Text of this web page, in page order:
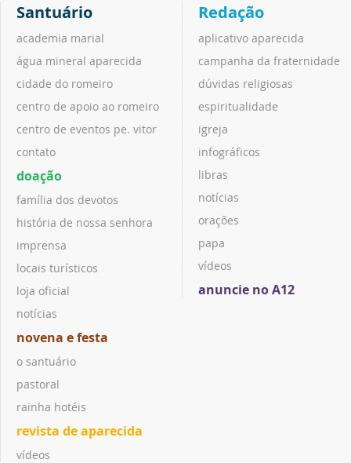
Santuário
academia marial
água mineral aparecida
cidade do romeiro
centro de apoio ao romeiro
centro de eventos pe. vitor
contato
doação
família dos devotos
história de nossa senhora
imprensa
locais turísticos
loja oficial
notícias
novena e festa
o santuário
pastoral
rainha hotéis
revista de aparecida
vídeos
Redação
aplicativo aparecida
campanha da fraternidade
dúvidas religiosas
espiritualidade
igreja
infográficos
libras
notícias
orações
papa
vídeos
anuncie no A12